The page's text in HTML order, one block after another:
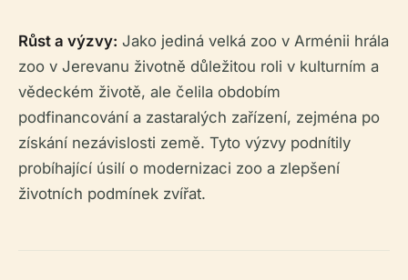
Růst a výzvy: Jako jediná velká zoo v Arménii hrála
zoo v Jerevanu životně důležitou roli v kulturním a
vědeckém životě, ale čelila obdobím
podfinancování a zastaralých zařízení, zejména po
získání nezávislosti země. Tyto výzvy podnítily
probíhající úsilí o modernizaci zoo a zlepšení
životních podmínek zvířat.